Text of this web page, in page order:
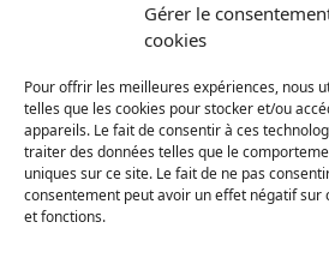
Gérer le
cookies
Pour offrir les meilleures expériences, nous
telles que les cookies pour stocker et/ou
appareils. Le fait de consentir à ces
traiter des données telles que le
uniques sur ce site. Le fait de ne pas
consentement peut avoir un effet négatif sur
et fonctions.